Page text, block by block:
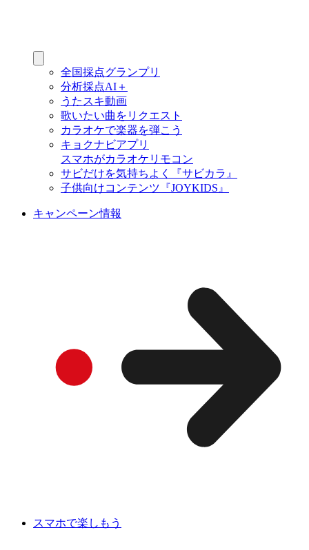
全国採点グランプリ
分析採点AI＋
うたスキ動画
歌いたい曲をリクエスト
カラオケで楽器を弾こう
キョクナビアプリ
スマホがカラオケリモコン
サビだけを気持ちよく『サビカラ』
子供向けコンテンツ『JOYKIDS』
キャンペーン情報
スマホで楽しもう